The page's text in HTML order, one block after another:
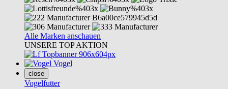
Alle Marken anschauen
UNSERE TOP AKTION
Vogel
close
Vogelfutter